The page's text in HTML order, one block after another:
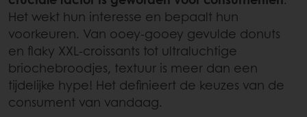
Het wekt hun interesse en bepaalt hun
voorkeuren. Van ooey-gooey gevulde donuts
en flaky XXL-croissants tot ultraluchtige
briochebroodjes, textuur is meer dan een
tijdelijke hype! Het definieert de keuzes van de
consument van vandaag.